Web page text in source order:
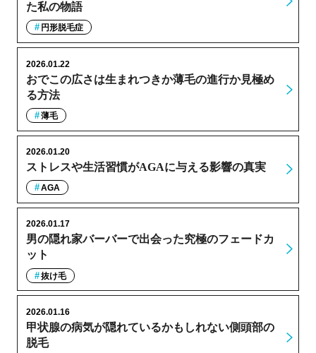
た私の物語
円形脱毛症
おでこの広さは生まれつきか薄毛の進行か見極め
る方法
2026.01.22
薄毛
ストレスや生活習慣がAGAに与える影響の真実
2026.01.20
AGA
男の隠れ家バーバーで出会った究極のフェードカ
ット
2026.01.17
抜け毛
甲状腺の病気が隠れているかもしれない側頭部の
脱毛
2026.01.16